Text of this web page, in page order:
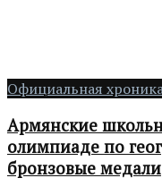
Официальная
Армянские
олимпиаде по
бронзовые медали